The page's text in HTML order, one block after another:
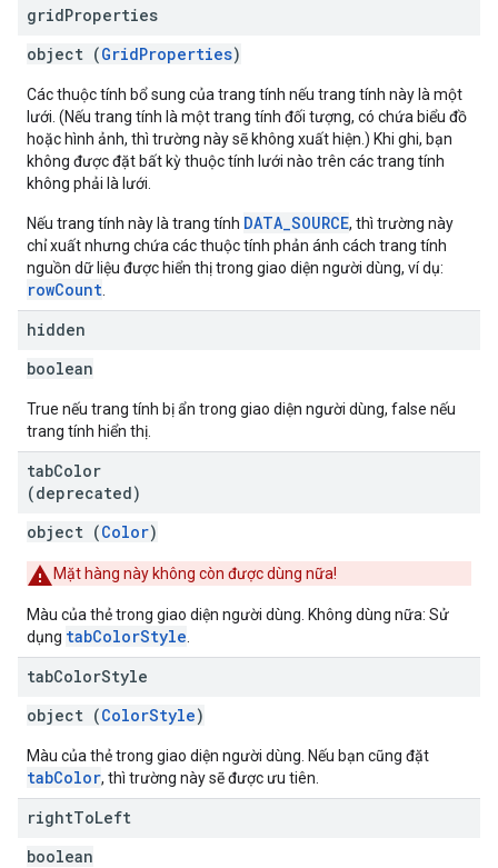
gridProperties
object (GridProperties)
Các thuộc tính bổ sung của trang tính nếu trang tính này là một
lưới. (Nếu trang tính là một trang tính đối tượng, có chứa biểu đồ
hoặc hình ảnh, thì trường này sẽ không xuất hiện.) Khi ghi, bạn
không được đặt bất kỳ thuộc tính lưới nào trên các trang tính
không phải là lưới.
Nếu trang tính này là trang tính DATA_SOURCE, thì trường này
chỉ xuất nhưng chứa các thuộc tính phản ánh cách trang tính
nguồn dữ liệu được hiển thị trong giao diện người dùng, ví dụ:
rowCount
hidden
boolean
True nếu trang tính bị ẩn trong giao diện người dùng, false nếu
trang tính hiển thị.
tabColor
(deprecated)
object (Color)
Mặt hàng này không còn được dùng nữa!
Màu của thẻ trong giao diện người dùng. Không dùng nữa: Sử
dụng tabColorStyle
tabColorStyle
object (ColorStyle)
Màu của thẻ trong giao diện người dùng. Nếu bạn cũng đặt
tabColor, thì trường này sẽ được ưu tiên.
rightToLeft
boolean